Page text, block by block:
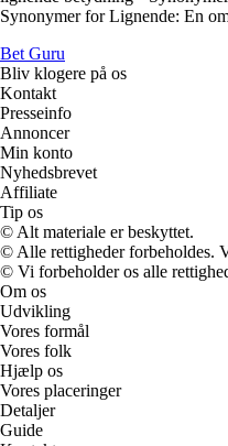
Synonymer for Lignende: En
Bet Guru
Bliv klogere på os
Kontakt
Presseinfo
Annoncer
Min konto
Nyhedsbrevet
Affiliate
Tip os
© Alt materiale er beskyttet.
© Alle rettigheder forbeholdes.
© Vi forbeholder os alle
Om os
Udvikling
Vores formål
Vores folk
Hjælp os
Vores placeringer
Detaljer
Guide